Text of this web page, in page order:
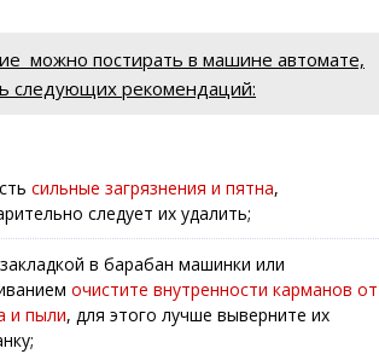
можно постирать в машине автомате,
следующих рекомендаций:
сильные загрязнения и пятна,
следует их удалить;
в барабан машинки или
очистите внутренности карманов от
и пыли, для этого лучше выверните их